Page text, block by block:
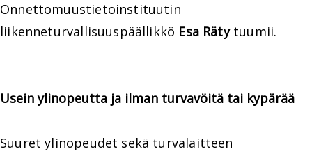
Onnettomuustietoinstituutin
liikenneturvallisuuspäällikkö Esa Rätytuumii.
Usein ylinopeutta ja ilman turvavöitä tai kypärää
Suuret ylinopeudet sekä turvalaitteen